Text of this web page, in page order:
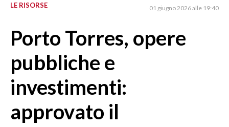
SULCIS IGLESIENTE
ORISTANO E PROVINCIA
GALLURA
NUORO E PROVINCIA
OGLIASTRA
AGENDA
LE RISORSE 01 giugno 2026 alle 19:40
Porto Torres, opere
pubbliche e
investimenti:
approvato il